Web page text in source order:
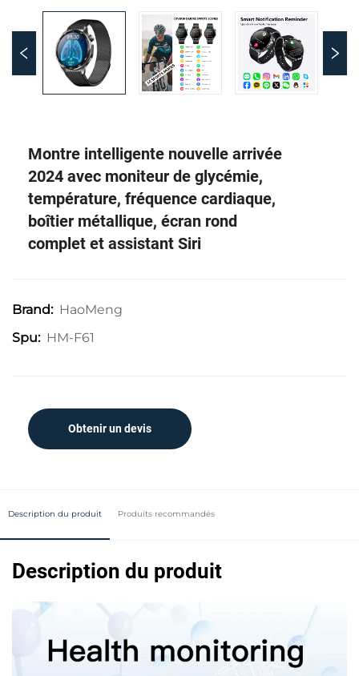
Montre intelligente nouvelle arrivée
2024 avec moniteur de glycémie,
température, fréquence cardiaque,
boîtier métallique, écran rond
complet et assistant Siri
Brand: HaoMeng
Spu: HM-F61
Obtenir un devis
Description du produit Produits recommandés
Description du produit